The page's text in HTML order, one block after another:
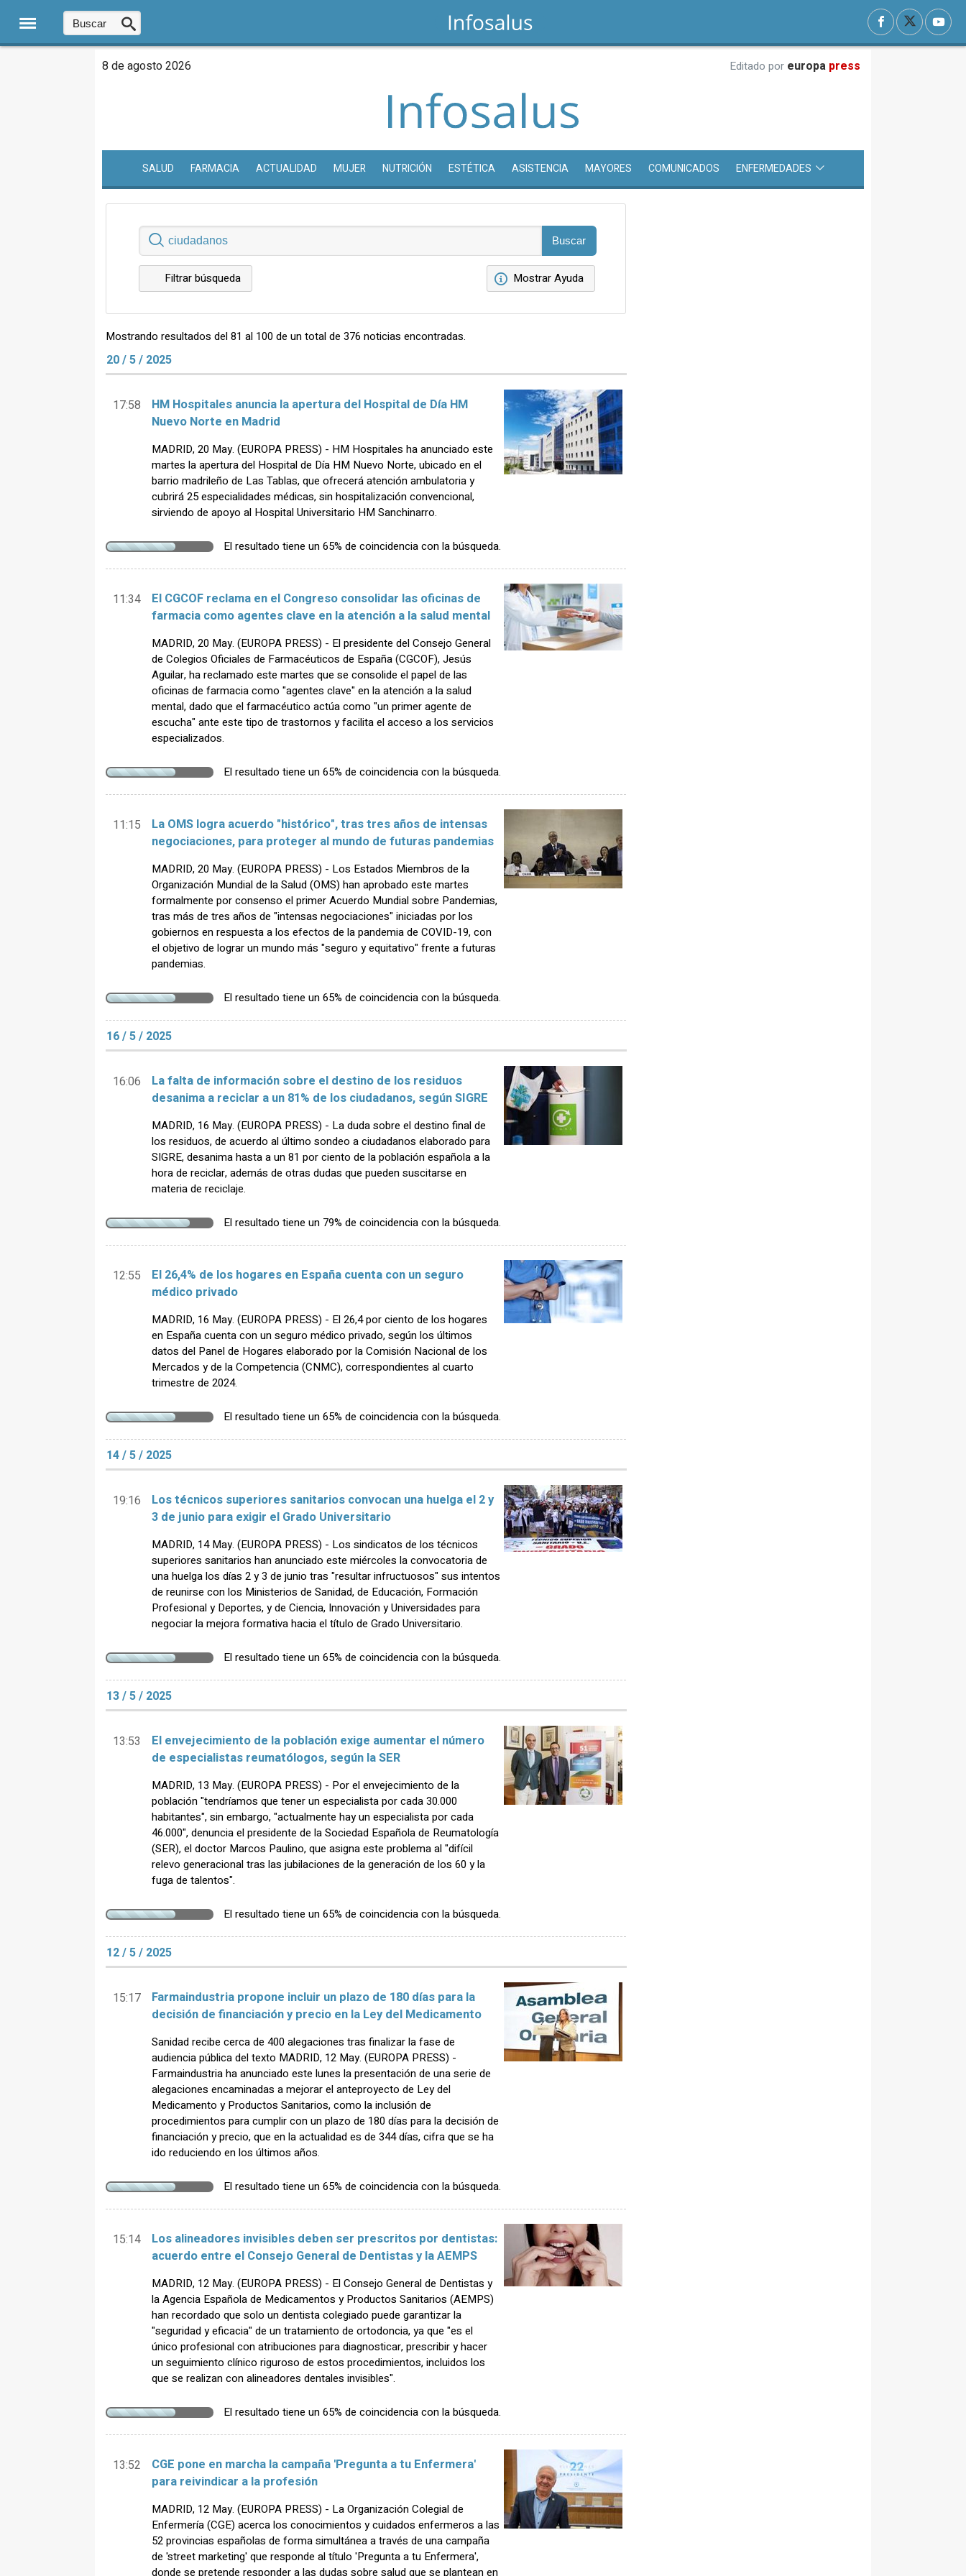
8 de agosto 2026 Editado por europa press
SALUD FARMACIA ACTUALIDAD MUJER NUTRICIÓN ESTÉTICA ASISTENCIA MAYORES COMUNICADOS ENFERMEDADES
Filtrar búsqueda Mostrar Ayuda
Mostrando resultados del 81 al 100 de un total de 376 noticias encontradas.
20 / 5 / 2025
17:58
HM Hospitales anuncia la apertura del Hospital de Día HM
Nuevo Norte en Madrid
MADRID, 20 May. (EUROPA PRESS) - HM Hospitales ha anunciado este
martes la apertura del Hospital de Día HM Nuevo Norte, ubicado en el
barrio madrileño de Las Tablas, que ofrecerá atención ambulatoria y
cubrirá 25 especialidades médicas, sin hospitalización convencional,
sirviendo de apoyo al Hospital Universitario HM Sanchinarro.
El resultado tiene un 65% de coincidencia con la búsqueda.
11:34
El CGCOF reclama en el Congreso consolidar las oficinas de
farmacia como agentes clave en la atención a la salud mental
MADRID, 20 May. (EUROPA PRESS) - El presidente del Consejo General
de Colegios Oficiales de Farmacéuticos de España (CGCOF), Jesús
Aguilar, ha reclamado este martes que se consolide el papel de las
oficinas de farmacia como "agentes clave" en la atención a la salud
mental, dado que el farmacéutico actúa como "un primer agente de
escucha" ante este tipo de trastornos y facilita el acceso a los servicios
especializados.
El resultado tiene un 65% de coincidencia con la búsqueda.
11:15
La OMS logra acuerdo "histórico", tras tres años de intensas
negociaciones, para proteger al mundo de futuras pandemias
MADRID, 20 May. (EUROPA PRESS) - Los Estados Miembros de la
Organización Mundial de la Salud (OMS) han aprobado este martes
formalmente por consenso el primer Acuerdo Mundial sobre Pandemias,
tras más de tres años de "intensas negociaciones" iniciadas por los
gobiernos en respuesta a los efectos de la pandemia de COVID-19, con
el objetivo de lograr un mundo más "seguro y equitativo" frente a futuras
pandemias.
El resultado tiene un 65% de coincidencia con la búsqueda.
16 / 5 / 2025
16:06
La falta de información sobre el destino de los residuos
desanima a reciclar a un 81% de los ciudadanos, según SIGRE
MADRID, 16 May. (EUROPA PRESS) - La duda sobre el destino final de
los residuos, de acuerdo al último sondeo a ciudadanos elaborado para
SIGRE, desanima hasta a un 81 por ciento de la población española a la
hora de reciclar, además de otras dudas que pueden suscitarse en
materia de reciclaje.
El resultado tiene un 79% de coincidencia con la búsqueda.
12:55
El 26,4% de los hogares en España cuenta con un seguro
médico privado
MADRID, 16 May. (EUROPA PRESS) - El 26,4 por ciento de los hogares
en España cuenta con un seguro médico privado, según los últimos
datos del Panel de Hogares elaborado por la Comisión Nacional de los
Mercados y de la Competencia (CNMC), correspondientes al cuarto
trimestre de 2024.
El resultado tiene un 65% de coincidencia con la búsqueda.
14 / 5 / 2025
19:16
Los técnicos superiores sanitarios convocan una huelga el 2 y
3 de junio para exigir el Grado Universitario
MADRID, 14 May. (EUROPA PRESS) - Los sindicatos de los técnicos
superiores sanitarios han anunciado este miércoles la convocatoria de
una huelga los días 2 y 3 de junio tras "resultar infructuosos" sus intentos
de reunirse con los Ministerios de Sanidad, de Educación, Formación
Profesional y Deportes, y de Ciencia, Innovación y Universidades para
negociar la mejora formativa hacia el título de Grado Universitario.
El resultado tiene un 65% de coincidencia con la búsqueda.
13 / 5 / 2025
13:53
El envejecimiento de la población exige aumentar el número
de especialistas reumatólogos, según la SER
MADRID, 13 May. (EUROPA PRESS) - Por el envejecimiento de la
población "tendríamos que tener un especialista por cada 30.000
habitantes", sin embargo, "actualmente hay un especialista por cada
46.000", denuncia el presidente de la Sociedad Española de Reumatología
(SER), el doctor Marcos Paulino, que asigna este problema al "difícil
relevo generacional tras las jubilaciones de la generación de los 60 y la
fuga de talentos".
El resultado tiene un 65% de coincidencia con la búsqueda.
12 / 5 / 2025
15:17
Farmaindustria propone incluir un plazo de 180 días para la
decisión de financiación y precio en la Ley del Medicamento
Sanidad recibe cerca de 400 alegaciones tras finalizar la fase de
audiencia pública del texto MADRID, 12 May. (EUROPA PRESS) -
Farmaindustria ha anunciado este lunes la presentación de una serie de
alegaciones encaminadas a mejorar el anteproyecto de Ley del
Medicamento y Productos Sanitarios, como la inclusión de
procedimientos para cumplir con un plazo de 180 días para la decisión de
financiación y precio, que en la actualidad es de 344 días, cifra que se ha
ido reduciendo en los últimos años.
El resultado tiene un 65% de coincidencia con la búsqueda.
15:14
Los alineadores invisibles deben ser prescritos por dentistas:
acuerdo entre el Consejo General de Dentistas y la AEMPS
MADRID, 12 May. (EUROPA PRESS) - El Consejo General de Dentistas y
la Agencia Española de Medicamentos y Productos Sanitarios (AEMPS)
han recordado que solo un dentista colegiado puede garantizar la
"seguridad y eficacia" de un tratamiento de ortodoncia, ya que "es el
único profesional con atribuciones para diagnosticar, prescribir y hacer
un seguimiento clínico riguroso de estos procedimientos, incluidos los
que se realizan con alineadores dentales invisibles".
El resultado tiene un 65% de coincidencia con la búsqueda.
13:52
CGE pone en marcha la campaña 'Pregunta a tu Enfermera'
para reivindicar a la profesión
MADRID, 12 May. (EUROPA PRESS) - La Organización Colegial de
Enfermería (CGE) acerca los conocimientos y cuidados enfermeros a las
52 provincias españolas de forma simultánea a través de una campaña
de 'street marketing' que responde al título 'Pregunta a tu Enfermera',
donde se pretende responder a las dudas sobre salud que se plantean en